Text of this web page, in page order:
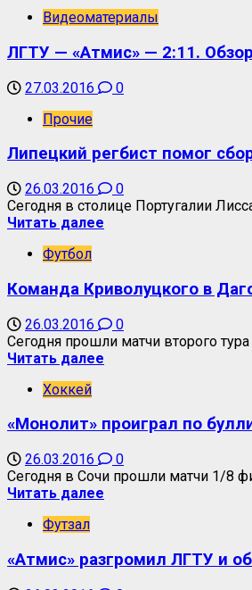
Видеоматериалы
ЛГТУ — «Атмис» — 2:11. Обзор
27.03.2016
0
Прочие
Липецкий регбист помог
26.03.2016
0
Сегодня в столице Португалии
Читать далее
Футбол
Команда Криволуцкого в
26.03.2016
0
Сегодня прошли матчи второго
Читать далее
Хоккей
«Монолит» проиграл по
26.03.2016
0
Сегодня в Сочи прошли матчи 1/8
Читать далее
Футзал
«Атмис» разгромил ЛГТУ и